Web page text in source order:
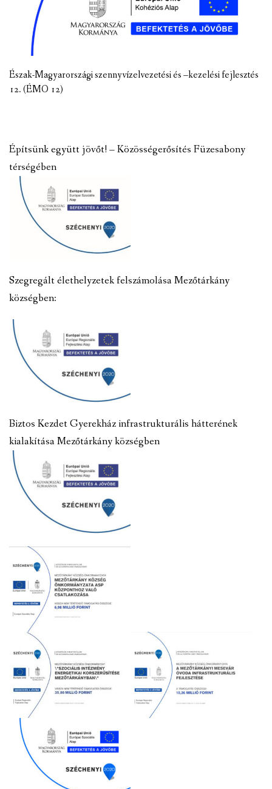
Észak-Magyarországi szennyvízelvezetési és –kezelési fejlesztés
12. (ÉMO 12)
Építsünk együtt jövőt! – Közösségerősítés Füzesabony
térségében
Szegregált élethelyzetek felszámolása Mezőtárkány
községben:
Biztos Kezdet Gyerekház infrastrukturális hátterének
kialakítása Mezőtárkány községben